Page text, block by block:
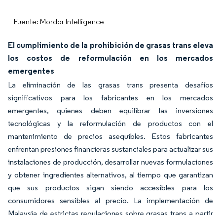
Fuente: Mordor Intelligence
El cumplimiento de la prohibición de grasas trans eleva
los costos de reformulación en los mercados
emergentes
La eliminación de las grasas trans presenta desafíos
significativos para los fabricantes en los mercados
emergentes, quienes deben equilibrar las inversiones
tecnológicas y la reformulación de productos con el
mantenimiento de precios asequibles. Estos fabricantes
enfrentan presiones financieras sustanciales para actualizar sus
instalaciones de producción, desarrollar nuevas formulaciones
y obtener ingredientes alternativos, al tiempo que garantizan
que sus productos sigan siendo accesibles para los
consumidores sensibles al precio. La implementación de